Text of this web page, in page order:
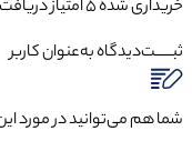
خریداری شده ۵ امتیاز دریافت کنید.
ثبـــــت‌دیدگاهبه‌عنوان کاربر
شما هم می‌توانید در مورد